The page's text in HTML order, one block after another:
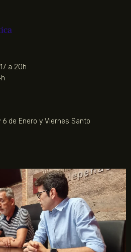
a 20h
6 de Enero y Viernes Santo